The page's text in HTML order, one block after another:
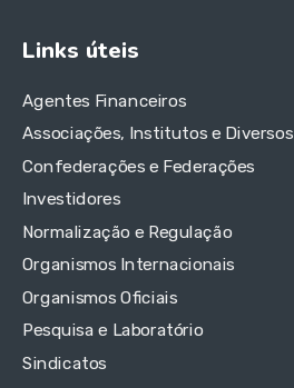
Links úteis
Agentes Financeiros
Associações, Institutos e Diversos
Confederações e Federações
Investidores
Normalização e Regulação
Organismos Internacionais
Organismos Oficiais
Pesquisa e Laboratório
Sindicatos